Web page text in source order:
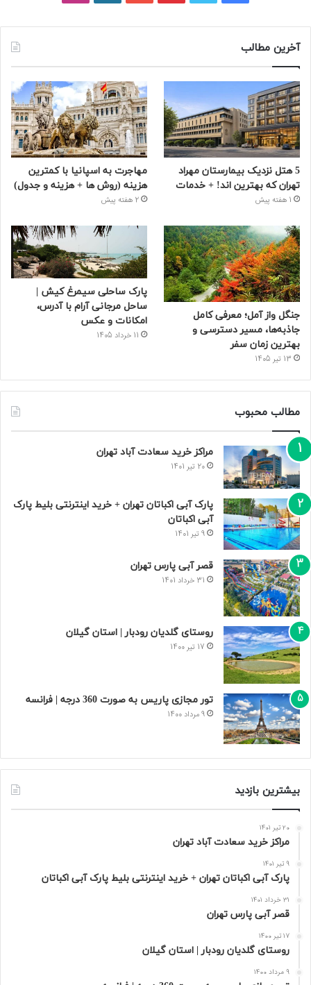
آخرین مطالب
5 هتل نزدیک بیمارستان مهراد
تهران که بهترین‌ اند! + خدمات
1 هفته پیش
مهاجرت به اسپانیا با کمترین
هزینه (روش ها + هزینه و جدول)
2 هفته پیش
جنگل واز آمل؛ معرفی کامل
جاذبه‌ها، مسیر دسترسی و
بهترین زمان سفر
13 تیر 1405
پارک ساحلی سیمرغ کیش |
ساحل مرجانی آرام با آدرس،
امکانات و عکس
11 خرداد 1405
مطالب محبوب
مراکز خرید سعادت‌ آباد تهران
20 تیر 1401
پارک آبی اکباتان تهران + خرید اینترنتی بلیط پارک
آبی اکباتان
9 تیر 1401
قصر آبی پارس تهران
31 خرداد 1401
روستای گلدیان رودبار | استان گیلان
17 تیر 1400
تور مجازی پاریس به صورت 360 درجه | فرانسه
9 مرداد 1400
بیشترین بازدید
20 تیر 1401
مراکز خرید سعادت‌ آباد تهران
9 تیر 1401
پارک آبی اکباتان تهران + خرید اینترنتی بلیط پارک آبی اکباتان
31 خرداد 1401
قصر آبی پارس تهران
17 تیر 1400
روستای گلدیان رودبار | استان گیلان
9 مرداد 1400